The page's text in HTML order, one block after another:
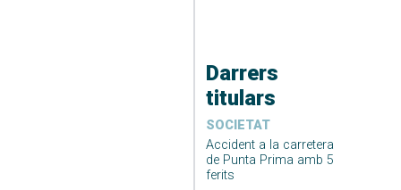
Darrers
titulars
SOCIETAT
Accident a la carretera
de Punta Prima amb 5
ferits